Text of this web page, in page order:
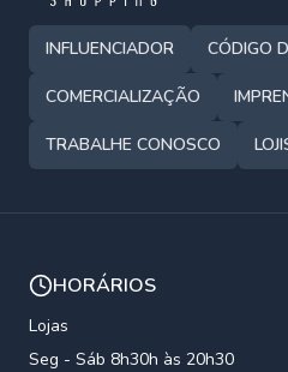
INFLUENCIADOR CÓDIGO
COMERCIALIZAÇÃO
TRABALHE CONOSCO
HORÁRIOS
Lojas
Seg - Sáb 8h30h às 20h30